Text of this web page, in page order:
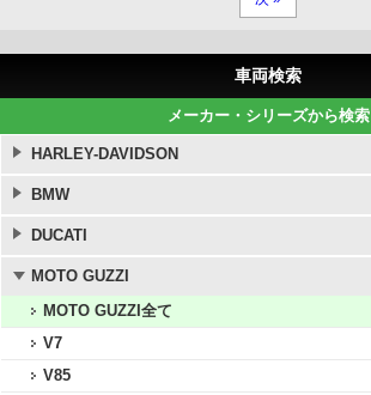
車両検索
メーカー・シリーズから検索
HARLEY-DAVIDSON
BMW
DUCATI
MOTO GUZZI
MOTO GUZZI全て
V7
V85